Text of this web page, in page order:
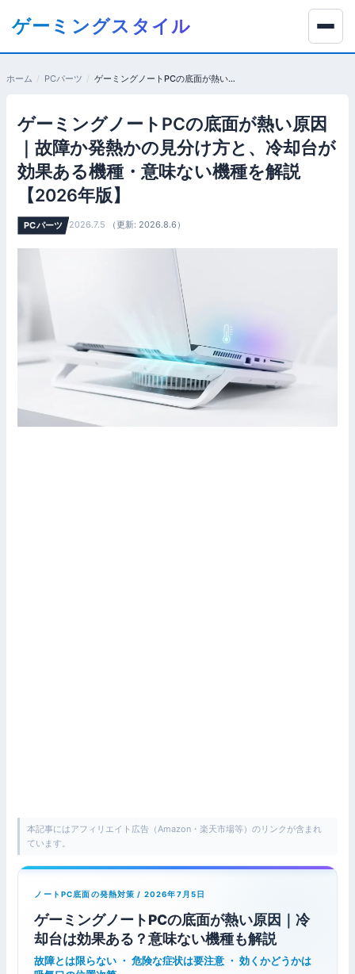
ツ
ゲーミングスタイル
ホーム PCパーツ ゲーミングノートPCの底面が熱い原因｜故障か発熱かの見分け方と、冷却台が効果ある機種・意味ない機種を解説【2026年版】
ゲーミングノートPCの底面が熱い原因
｜故障か発熱かの見分け方と、冷却台が
効果ある機種・意味ない機種を解説
【2026年版】
PCパーツ 2026.7.5 （更新: 2026.8.6）
本記事にはアフィリエイト広告（Amazon・楽天市場等）のリンクが含まれ
ています。
ノートPC底面の発熱対策 / 2026年7月5日
ゲーミングノートPCの底面が熱い原因｜冷
却台は効果ある？意味ない機種も解説
故障とは限らない ・ 危険な症状は要注意 ・ 効くかどうかは